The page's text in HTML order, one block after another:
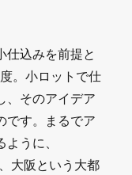
仕込みを前提と
。小ロットで仕
、そのアイデア
です。まるでア
うに、
大阪という大都